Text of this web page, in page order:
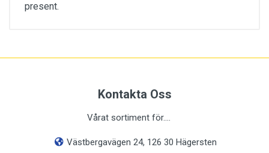
present.
Kontakta Oss
Vårat sortiment för....
Västbergavägen 24, 126 30 Hägersten